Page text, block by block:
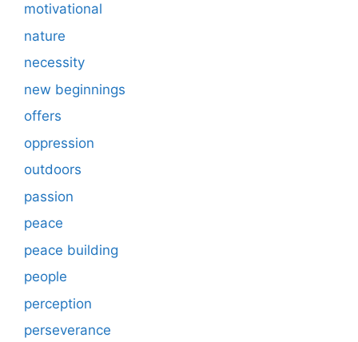
motivational
nature
necessity
new beginnings
offers
oppression
outdoors
passion
peace
peace building
people
perception
perseverance